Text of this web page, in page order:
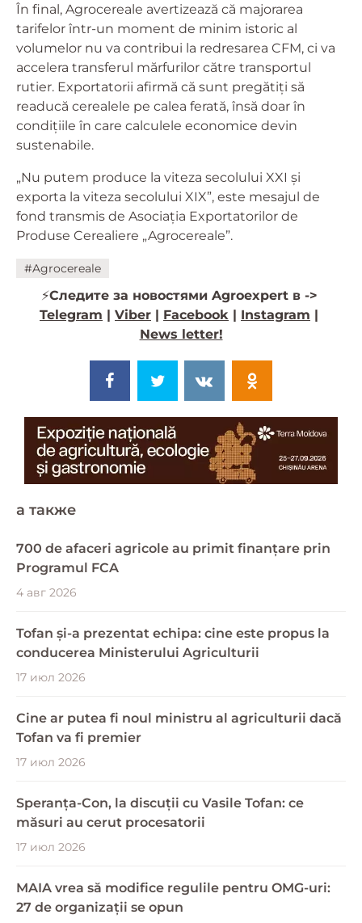
În final, Agrocereale avertizează că majorarea
tarifelor într-un moment de minim istoric al
volumelor nu va contribui la redresarea CFM, ci va
accelera transferul mărfurilor către transportul
rutier. Exportatorii afirmă că sunt pregătiți să
readucă cerealele pe calea ferată, însă doar în
condițiile în care calculele economice devin
sustenabile.
„Nu putem produce la viteza secolului XXI și
exporta la viteza secolului XIX”, este mesajul de
fond transmis de Asociația Exportatorilor de
Produse Cerealiere „Agrocereale”.
#Agrocereale
⚡️Следите за новостями Agroexpert в ->
Telegram | Viber | Facebook | Instagram |
News letter!
a также
700 de afaceri agricole au primit finanțare prin
Programul FCA
4 авг 2026
Tofan și-a prezentat echipa: cine este propus la
conducerea Ministerului Agriculturii
17 июл 2026
Cine ar putea fi noul ministru al agriculturii dacă
Tofan va fi premier
17 июл 2026
Speranța-Con, la discuții cu Vasile Tofan: ce
măsuri au cerut procesatorii
17 июл 2026
MAIA vrea să modifice regulile pentru OMG-uri:
27 de organizații se opun